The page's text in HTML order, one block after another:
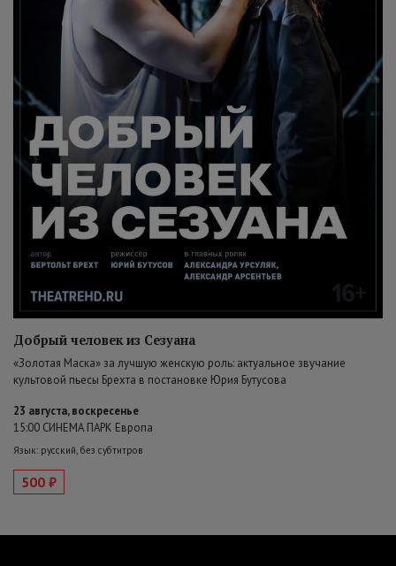
Добрый человек из Сезуана
«Золотая Маска» за лучшую женскую роль: актуальное звучание
культовой пьесы Брехта в постановке Юрия Бутусова
23 августа, воскресенье
15:00 СИНЕМА ПАРК Европа
Язык: русский, без субтитров
500 ₽